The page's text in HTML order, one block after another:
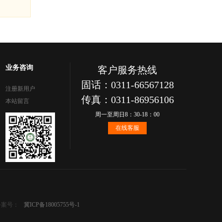
业务咨询
注册新用户
本站留言
客户服务热线
固话：0311-66567128
传真：0311-86956106
周一至周日8：30-18：00
在线客服
案号： 冀ICP备18005755号-1